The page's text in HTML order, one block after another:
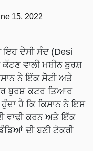
15, 2022
ਇਹ ਦੇਸੀ ਸੰਦ (Desi
ਵਾਲੀ ਮਸ਼ੀਨ ਬੁਰਸ਼
ਨੇ ਇੱਕ ਸੋਟੀ ਅਤੇ
ਬੁਰਸ਼ ਕਟਰ ਤਿਆਰ
ਹੈ ਕਿ ਕਿਸਾਨ ਨੇ ਇਸ
ਵਾਢੀ ਕਰਨ ਅਤੇ ਇੱਕ
ਦੀ ਬਣੀ ਟੋਕਰੀ